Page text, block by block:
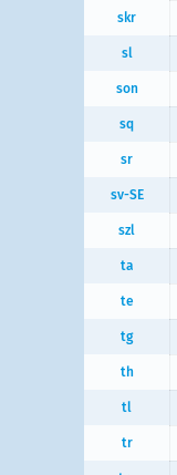
skr
sl
son
sq
sr
sv-SE
szl
ta
te
tg
th
tl
tr